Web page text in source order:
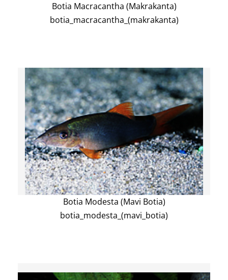
Botia Macracantha (Makrakanta)
botia_macracantha_(makrakanta)
Botia Modesta (Mavi Botia)
botia_modesta_(mavi_botia)